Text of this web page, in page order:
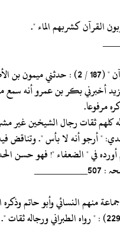
القرآن كشربهم الماء ".
حدثنا
يزيد أخبرني بكر بن عمرو أنه
مرفوعا.
كلهم ثقات رجال الشيخين غير
" أرجو أنه لا بأس ". وتناقض
أورده في " الضعفاء "! فهو حسن
منهم النسائي وأبو حاتم